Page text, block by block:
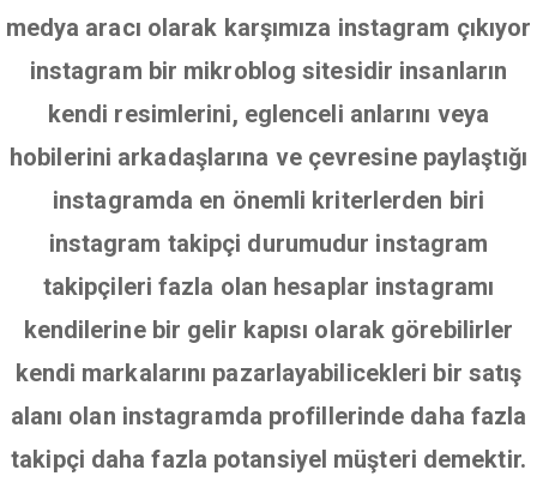
medya aracı olarak karşımıza instagram çıkıyor
instagram bir mikroblog sitesidir insanların
kendi resimlerini, eglenceli anlarını veya
hobilerini arkadaşlarına ve çevresine paylaştığı
instagramda en önemli kriterlerden biri
instagram takipçi durumudur instagram
takipçileri fazla olan hesaplar instagramı
kendilerine bir gelir kapısı olarak görebilirler
kendi markalarını pazarlayabilicekleri bir satış
alanı olan instagramda profillerinde daha fazla
takipçi daha fazla potansiyel müşteri demektir.